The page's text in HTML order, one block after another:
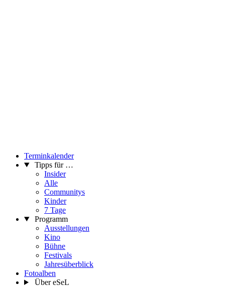
Terminkalender
Tipps für …
Insider
Alle
Communitys
Kinder
7 Tage
Programm
Ausstellungen
Kino
Bühne
Festivals
Jahresüberblick
Fotoalben
Über eSeL